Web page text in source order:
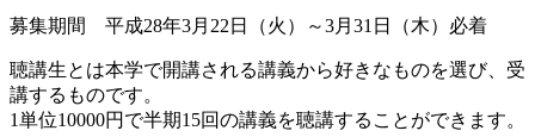
募集期間 平成28年3月22日（火）～3月31日（木）必着
聴講生とは本学で開講される講義から好きなものを選び、受
講するものです。
1単位10000円で半期15回の講義を聴講することができます。